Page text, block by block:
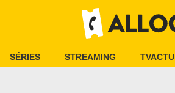
SÉRIES STREAMING TVACTU